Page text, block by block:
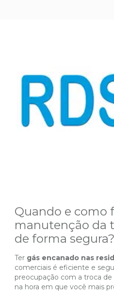
Quando e como
manutenção da
de forma segura?
Ter gás encanado nas
comerciais é eficiente e
preocupação com a troca
na hora em que você mais